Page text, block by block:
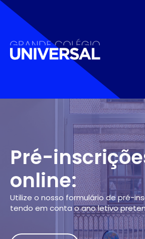
Pré-
online:
Utilize o nosso formulário de pré-
tendo em conta o ano letivo